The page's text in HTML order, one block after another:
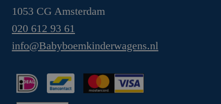
1053 CG Amsterdam
020 612 93 61
info@Babyboemkinderwagens.nl